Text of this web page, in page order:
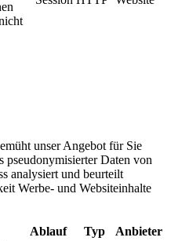
unser Angebot für Sie
pseudonymisierter Daten von
analysiert und beurteilt
Werbe- und Websiteinhalte
Ablauf Typ Anbieter